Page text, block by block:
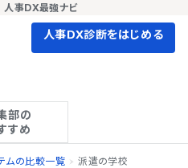
人事DX最強ナビ
人事DX診断をはじめる
部の
すめ
ムの比較一覧 派遣の学校